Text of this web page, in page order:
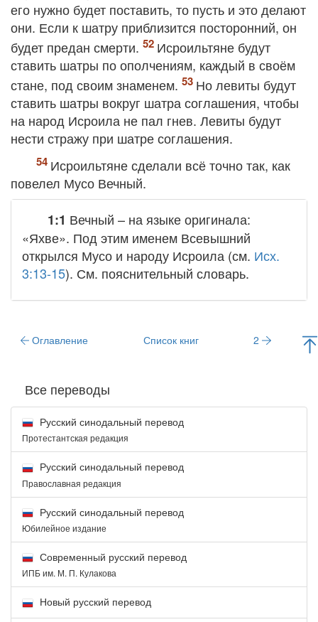
его нужно будет поставить, то пусть и это делают
они. Если к шатру приблизится посторонний, он
будет предан смерти.
Исроильтяне будут
ставить шатры по ополчениям, каждый в своём
стане, под своим знаменем.
Но левиты будут
ставить шатры вокруг шатра соглашения, чтобы
на народ Исроила не пал гнев. Левиты будут
нести стражу при шатре соглашения.
Исроильтяне сделали всё точно так, как
повелел Мусо Вечный.
1:1 Вечный – на языке оригинала:
«Яхве». Под этим именем Всевышний
открылся Мусо и народу Исроила (см. Исх.
3:13-15). См. пояснительный словарь.
Оглавление Список книг 2
Все переводы
Русский синодальный перевод
Протестантская редакция
Русский синодальный перевод
Православная редакция
Русский синодальный перевод
Юбилейное издание
Современный русский перевод
ИПБ им. М. П. Кулакова
Новый русский перевод